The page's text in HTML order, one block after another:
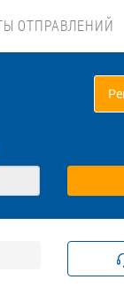
ОТПРАВЛЕНИЙ